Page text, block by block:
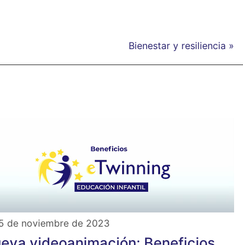
Bienestar y resiliencia »
de noviembre de 2023